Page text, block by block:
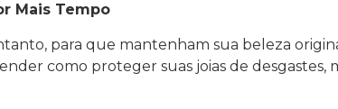
Mais Tempo
para que mantenham sua beleza
como proteger suas joias de desgastes,